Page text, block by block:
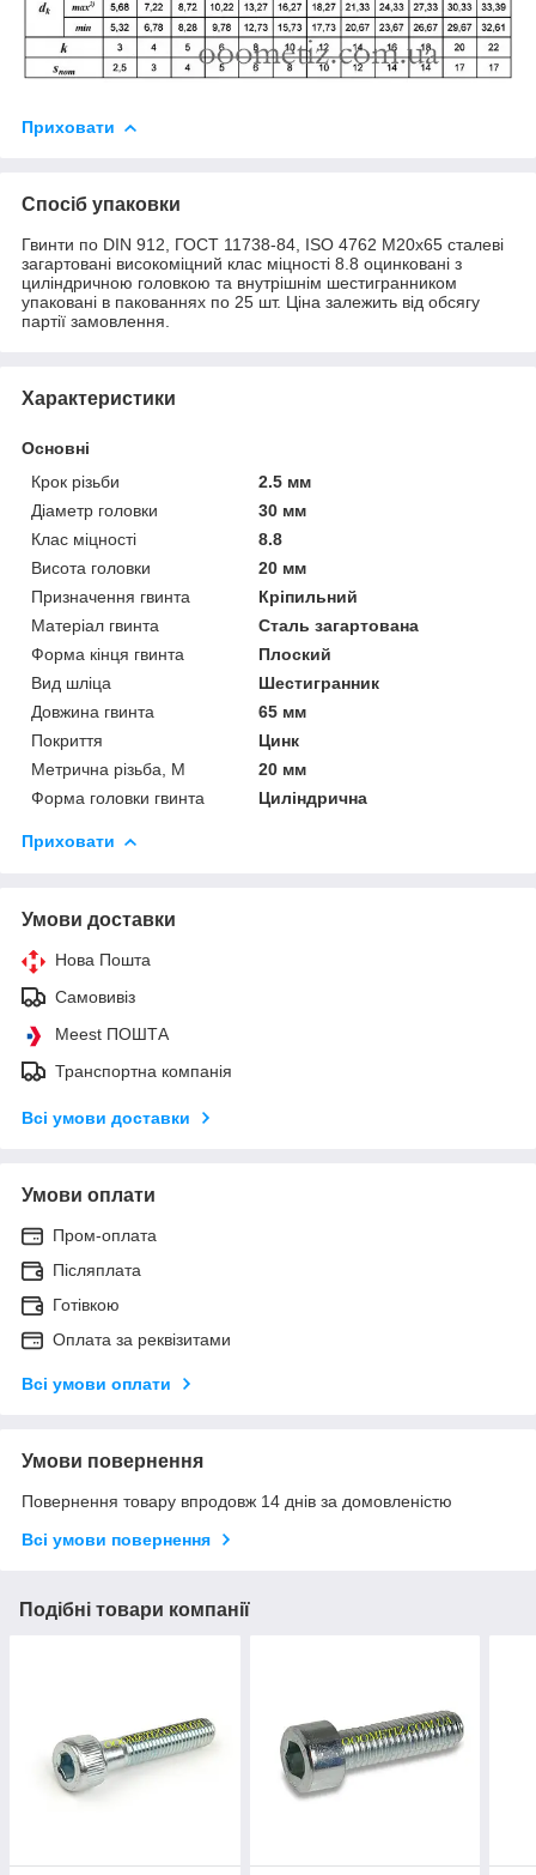
Приховати
Спосіб упаковки
Гвинти по DIN 912, ГОСТ 11738-84, ISO 4762 М20х65 сталеві
загартовані високоміцний клас міцності 8.8 оцинковані з
циліндричною головкою та внутрішнім шестигранником
упаковані в пакованнях по 25 шт. Ціна залежить від обсягу
партії замовлення.
Характеристики
Основні
Крок різьби
2.5 мм
Діаметр головки
30 мм
Клас міцності
8.8
Висота головки
20 мм
Призначення гвинта
Кріпильний
Матеріал гвинта
Сталь загартована
Форма кінця гвинта
Плоский
Вид шліца
Шестигранник
Довжина гвинта
65 мм
Покриття
Цинк
Метрична різьба, М
20 мм
Форма головки гвинта
Циліндрична
Приховати
Умови доставки
Нова Пошта
Самовивіз
Meest ПОШТА
Транспортна компанія
Всі умови доставки
Умови оплати
Пром-оплата
Післяплата
Готівкою
Оплата за реквізитами
Всі умови оплати
Умови повернення
Повернення товару впродовж 14 днів за домовленістю
Всі умови повернення
Подібні товари компанії